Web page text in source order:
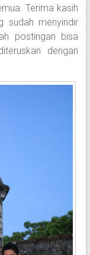
Terima kasih
sudah menyindir
postingan bisa
dengan